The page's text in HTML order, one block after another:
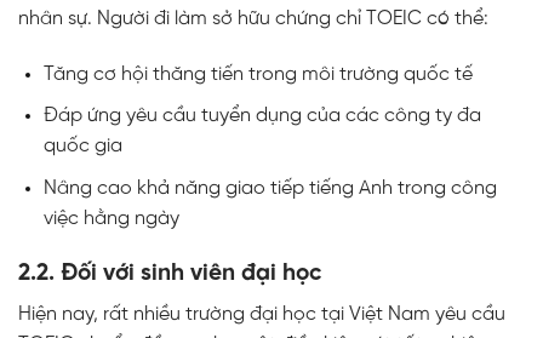
nhân sự. Người đi làm sở hữu chứng chỉ
TOEIC có thể:
Tăng cơ hội thăng tiến trong môi trường quốc tế
Đáp ứng yêu cầu tuyển dụng của các công ty đa
quốc gia
Nâng cao khả năng giao tiếp tiếng Anh trong công
việc hằng ngày
2.2. Đối với sinh viên đại học
Hiện nay, rất nhiều trường đại học tại Việt Nam yêu cầu